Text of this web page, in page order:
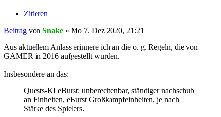
Zitieren
Beitrag von Snake » Mo 7. Dez 2020, 21:21
Aus aktuellem Anlass erinnere ich an die o. g. Regeln, die von
GAMER in 2016 aufgestellt wurden.
Insbesondere an das:
Quests-KI eBurst: unberechenbar, ständiger nachschub
an Einheiten, eBurst Großkampfeinheiten, je nach
Stärke des Spielers.